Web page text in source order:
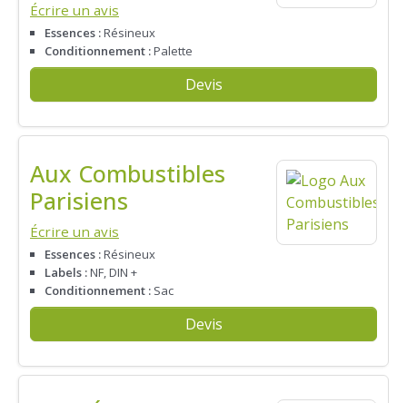
Écrire un avis
Essences :Résineux
Conditionnement :Palette
Devis
Aux Combustibles
Parisiens
Écrire un avis
Essences :Résineux
Labels :NF, DIN +
Conditionnement : Sac
Devis